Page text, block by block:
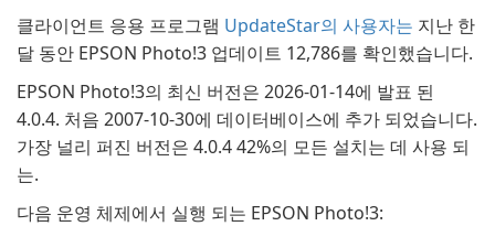
클라이언트 응용 프로그램 UpdateStar의 사용자는 지난 한
달 동안 EPSON Photo!3 업데이트 12,786를 확인했습니다.
EPSON Photo!3의 최신 버전은 2026-01-14에 발표 된
4.0.4. 처음 2007-10-30에 데이터베이스에 추가 되었습니다.
가장 널리 퍼진 버전은 4.0.4 42%의 모든 설치는 데 사용 되
는.
다음 운영 체제에서 실행 되는 EPSON Photo!3: